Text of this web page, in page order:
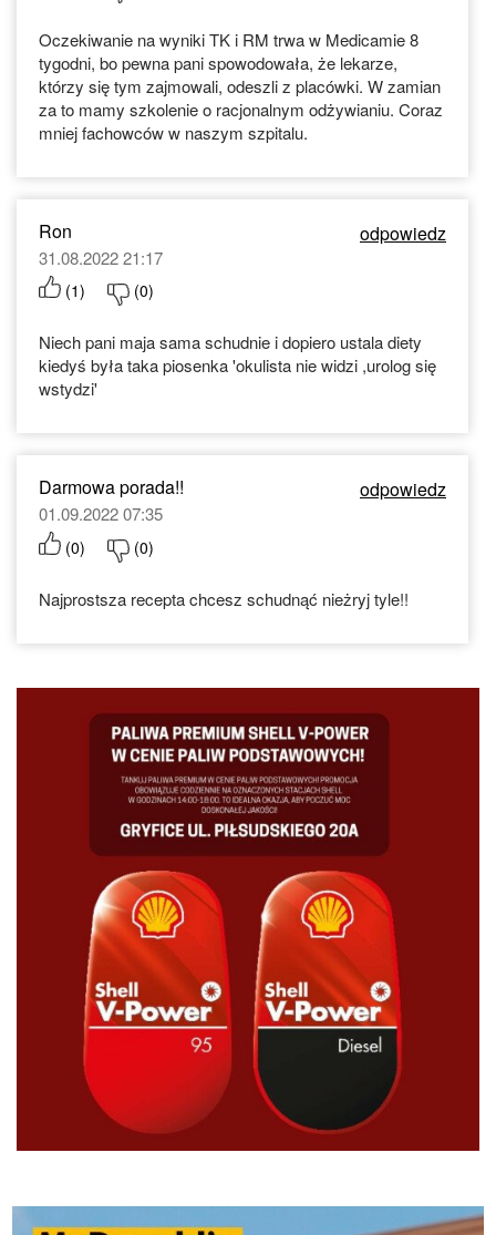
Oczekiwanie na wyniki TK i RM trwa w Medicamie 8
tygodni, bo pewna pani spowodowała, że lekarze,
którzy się tym zajmowali, odeszli z placówki. W zamian
za to mamy szkolenie o racjonalnym odżywianiu. Coraz
mniej fachowców w naszym szpitalu.
Ron odpowiedz
31.08.2022 21:17
(1) (0)
Niech pani maja sama schudnie i dopiero ustala diety
kiedyś była taka piosenka 'okulista nie widzi ,urolog się
wstydzi'
Darmowa porada!! odpowiedz
01.09.2022 07:35
(0) (0)
Najprostsza recepta chcesz schudnąć nieżryj tyle!!